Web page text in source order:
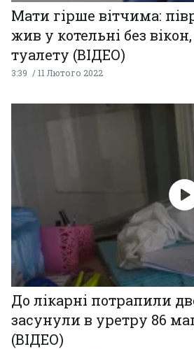
Мати гірше вітчима:
жив у котельні без
туалету (ВІДЕО)
3:39 11 Лютого 2022
До лікарні потрапили
засунули в уретру 86
(ВІДЕО)